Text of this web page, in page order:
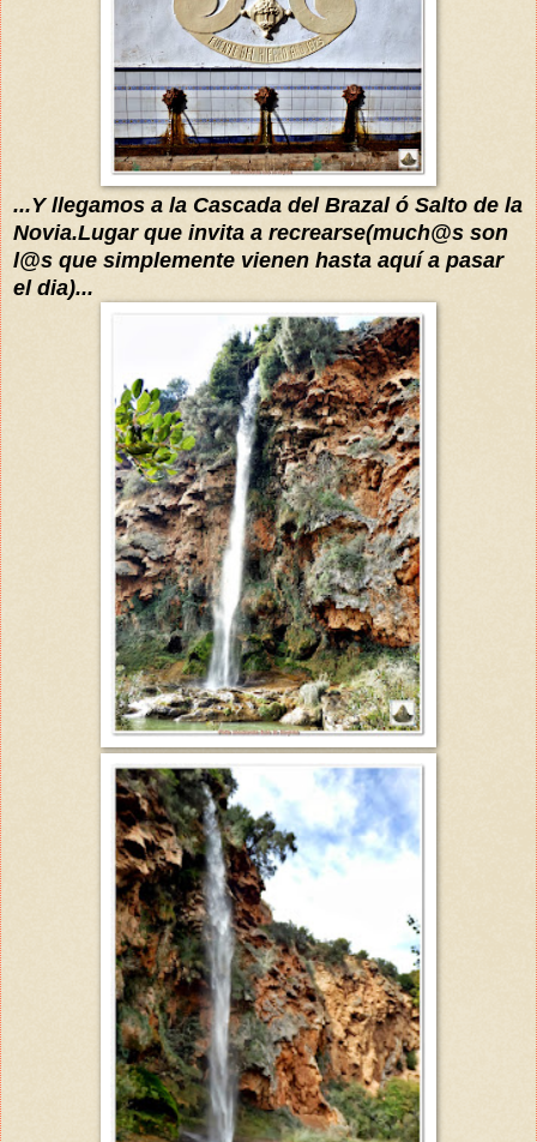
...Y llegamos a la Cascada del Brazal ó Salto de la
Novia.Lugar que invita a recrearse(much@s son
l@s que simplemente vienen hasta aquía pasar
el dia)...